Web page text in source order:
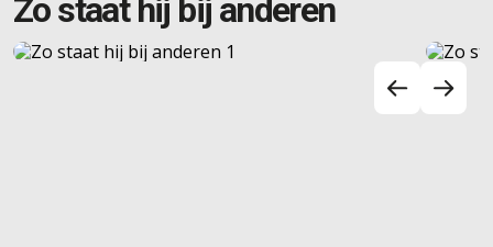
Zo staat hij bij anderen